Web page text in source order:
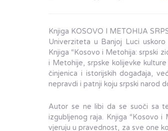
Knjiga KOSOVO I METOHIJA
Univerziteta u Banjoj Luci
Knjiga “Kosovo i Metohija: srpski
i Metohije, srpske kolijevke
činjenica i istorijskih događaja,
nepravdi i patnji koju srpski narod
Autor se ne libi da se suoči sa
izgubljenog raja. Knjiga “Kosovo
vjeruju u pravednost, za sve one